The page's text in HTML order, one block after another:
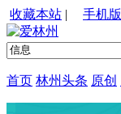
收藏本站 | 手机版
首页 林州头条 原创